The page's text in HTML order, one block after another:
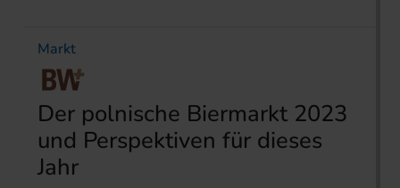
Markt
Der polnische Biermarkt 2023
und Perspektiven für dieses
Jahr